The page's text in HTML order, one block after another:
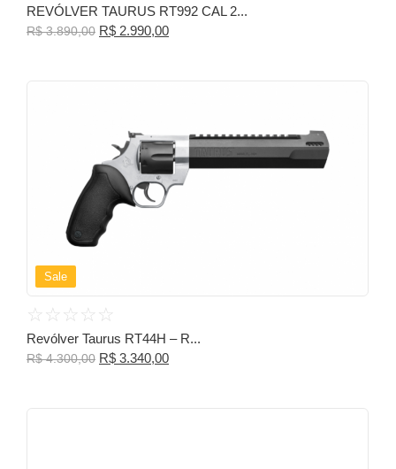
REVÓLVER TAURUS RT992 CAL 2...
R$3.890,00 R$ 2.990,00
Sale
☆ ☆ ☆ ☆ ☆
Revólver Taurus RT44H – R...
R$4.300,00 R$ 3.340,00